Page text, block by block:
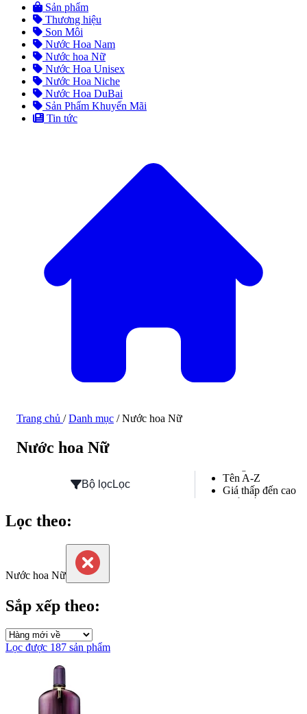
Sản phẩm
Thương hiệu
Son Môi
Nước Hoa Nam
Nước hoa Nữ
Nước Hoa Unisex
Nước Hoa Niche
Nước Hoa DuBai
Sản Phẩm Khuyến Mãi
Tin tức
Trang chủ / Danh mục / Nước hoa Nữ
Nước hoa Nữ
Bộ lọcLọc
Tên A-Z
Giá thấp đến cao
Lọc theo:
Nước hoa Nữ
Sắp xếp theo:
Lọc được 187 sản phẩm